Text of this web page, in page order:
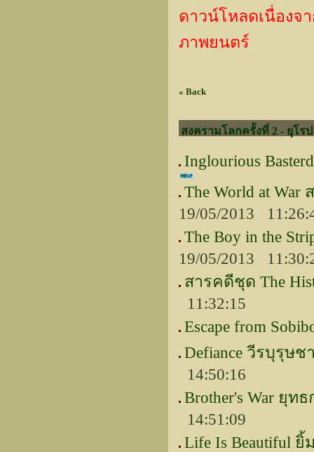
ดาวน์โหลดเนื่องจ
ภาพยนตร์
« Back
สงครามโลกครั้งที่ 2 - ยุโรป
Inglourious
The World at
19/05/2013
The Boy in the
19/05/2013
สารคดีชุด The
11:32:15
Escape from
Defiance วีรบุรุษ
14:50:16
Brother's War ยุ
14:51:09
Life Is Beautiful